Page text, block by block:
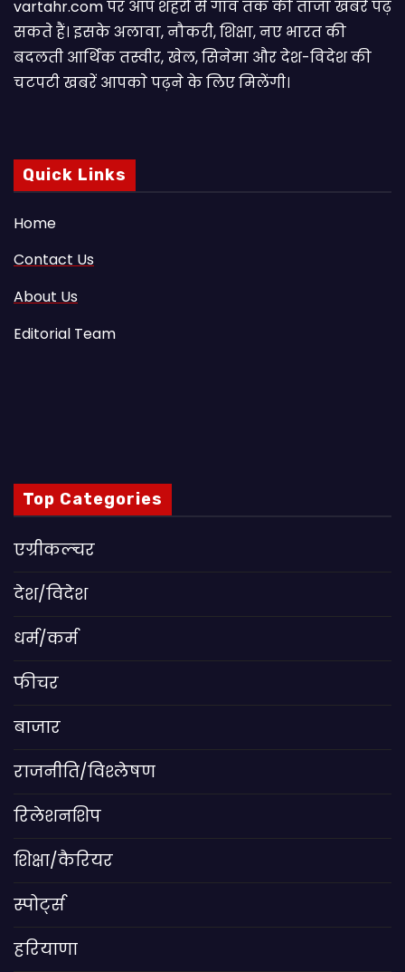
vartahr.com पर आप शहरों से गांव तक की ताजा खबरें पढ़
सकते हैं। इसके अलावा, नौकरी, शिक्षा, नए भारत की
बदलती आर्थिक तस्वीर, खेल, सिनेमा और देश-विदेश की
चटपटी खबरें आपकाे पढ़ने के लिए मिलेंगी।
Quick Links
Home
Contact Us
About Us
Editorial Team
Top Categories
एग्रीकल्चर
देश/विदेश
धर्म/कर्म
फीचर
बाजार
राजनीति/विश्लेषण
रिलेशनशिप
शिक्षा/कैरियर
स्पोर्ट्स
हरियाणा